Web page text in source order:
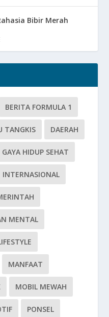
Bibir Merah
BERITA FORMULA 1
TANGKIS DAERAH
GAYA HIDUP SEHAT
INTERNASIONAL
MENTAL
MANFAAT
MOBIL MEWAH
PONSEL